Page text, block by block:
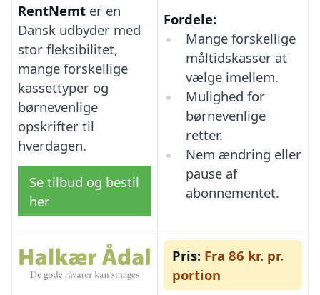
RentNemt er en
Dansk udbyder med
stor fleksibilitet,
mange forskellige
kassettyper og
børnevenlige
opskrifter til
hverdagen.
Se tilbud og bestil
her
Fordele:
Mange forskellige
måltidskasser at
vælge imellem.
Mulighed for
børnevenlige
retter.
Nem ændring eller
pause af
abonnementet.
Pris: Fra 86 kr. pr.
portion